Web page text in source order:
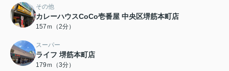
その他
カレーハウスCoCo壱番屋 中央区堺筋本町店
157ｍ（2分）
スーパー
ライフ 堺筋本町店
179ｍ（3分）